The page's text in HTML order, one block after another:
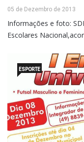
05 de Dezembro de 2013
Informações e foto:
Escolares
ESPORTE